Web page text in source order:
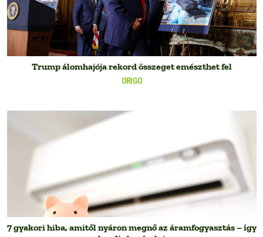
ORIGO
Trump álomhajója rekord összeget emészthet fel
7 gyakori hiba, amitől nyáron megnő az áramfogyasztás – így